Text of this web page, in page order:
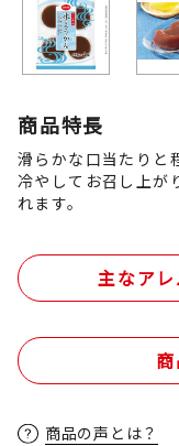
商品特長
滑らかな口当たりと
冷やしてお召し上が
れます。
主なア
商品の声とは？